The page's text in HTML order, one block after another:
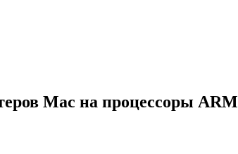
Mac на процессоры ARM